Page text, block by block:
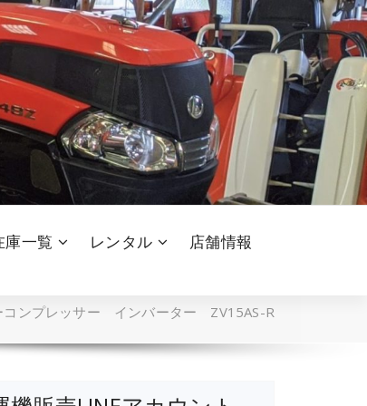
庫一覧 レンタル 店舗情報
ンプレッサー インバーター ZV15AS-R